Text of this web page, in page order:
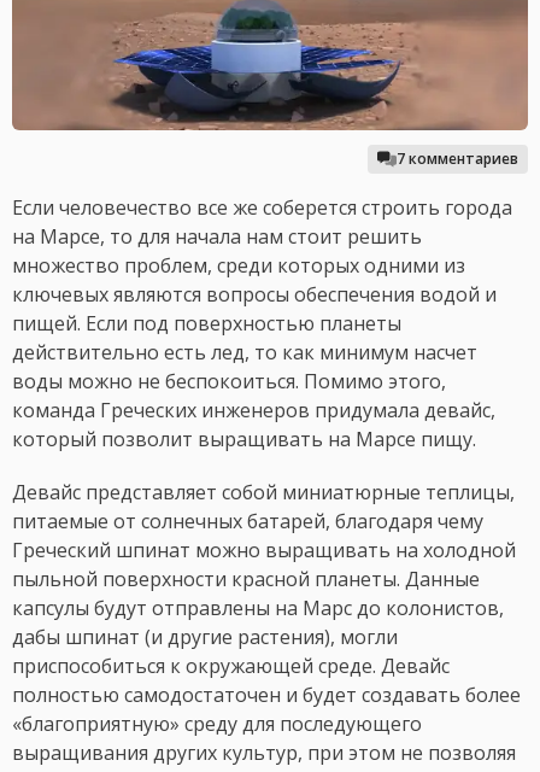
7 комментариев
Если человечество все же соберется строить города
на Марсе, то для начала нам стоит решить
множество проблем, среди которых одними из
ключевых являются вопросы обеспечения водой и
пищей. Если под поверхностью планеты
действительно есть лед, то как минимум насчет
воды можно не беспокоиться. Помимо этого,
команда Греческих инженеров придумала девайс,
который позволит выращивать на Марсе пищу.
Девайс представляет собой миниатюрные теплицы,
питаемые от солнечных батарей, благодаря чему
Греческий шпинат можно выращивать на холодной
пыльной поверхности красной планеты. Данные
капсулы будут отправлены на Марс до колонистов,
дабы шпинат (и другие растения), могли
приспособиться к окружающей среде. Девайс
полностью самодостаточен и будет создавать более
«благоприятную» среду для последующего
выращивания других культур, при этом не позволяя